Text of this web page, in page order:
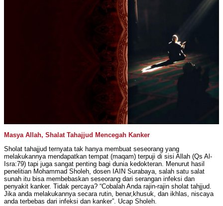
Masya Allah, Shalat Tahajjud Mencegah Kanker
Sholat tahajjud ternyata tak hanya membuat seseorang yang
melakukannya mendapatkan tempat (maqam) terpuji di sisi Allah (Qs Al-
Isra:79) tapi juga sangat penting bagi dunia kedokteran. Menurut hasil
penelitian Mohammad Sholeh, dosen IAIN Surabaya, salah satu salat
sunah itu bisa membebaskan seseorang dari serangan infeksi dan
penyakit kanker. Tidak percaya? “Cobalah Anda rajin-rajin sholat tahjjud.
Jika anda melakukannya secara rutin, benar,khusuk, dan ikhlas, niscaya
anda terbebas dari infeksi dan kanker”. Ucap Sholeh.